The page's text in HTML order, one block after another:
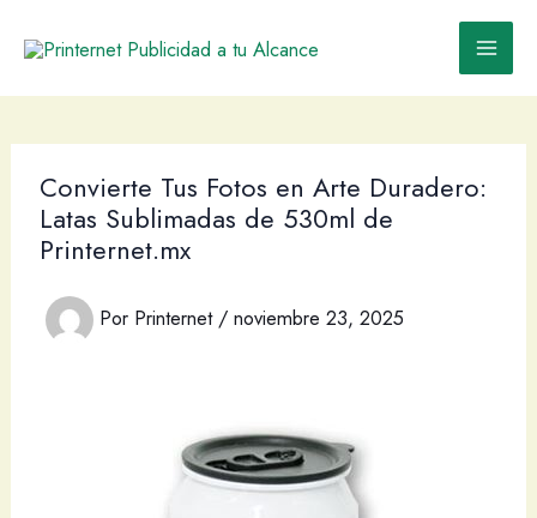
Convierte Tus Fotos en Arte Duradero:
Latas Sublimadas de 530ml de
Printernet.mx
Por Printernet / noviembre 23, 2025